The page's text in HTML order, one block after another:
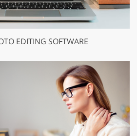
EDITING SOFTWARE